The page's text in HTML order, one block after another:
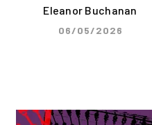
Eleanor Buchanan
06/05/2026